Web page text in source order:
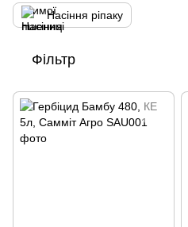
Насіння ріпаку
Фільтр